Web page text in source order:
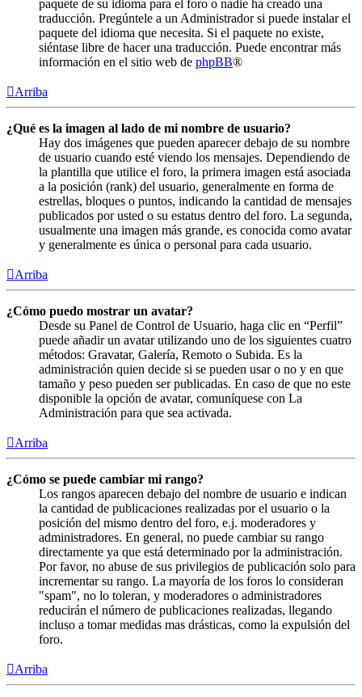
paquete de su idioma para el foro o nadie ha creado una
traducción. Pregúntele a un Administrador si puede instalar el
paquete del idioma que necesita. Si el paquete no existe,
siéntase libre de hacer una traducción. Puede encontrar más
información en el sitio web de phpBB®
Arriba
¿Qué es la imagen al lado de mi nombre de usuario?
Hay dos imágenes que pueden aparecer debajo de su nombre
de usuario cuando esté viendo los mensajes. Dependiendo de
la plantilla que utilice el foro, la primera imagen está asociada
a la posición (rank) del usuario, generalmente en forma de
estrellas, bloques o puntos, indicando la cantidad de mensajes
publicados por usted o su estatus dentro del foro. La segunda,
usualmente una imagen más grande, es conocida como avatar
y generalmente es única o personal para cada usuario.
Arriba
¿Cómo puedo mostrar un avatar?
Desde su Panel de Control de Usuario, haga clic en “Perfil”
puede añadir un avatar utilizando uno de los siguientes cuatro
métodos: Gravatar, Galería, Remoto o Subida. Es la
administración quien decide si se pueden usar o no y en que
tamaño y peso pueden ser publicadas. En caso de que no este
disponible la opción de avatar, comuníquese con La
Administración para que sea activada.
Arriba
¿Cómo se puede cambiar mi rango?
Los rangos aparecen debajo del nombre de usuario e indican
la cantidad de publicaciones realizadas por el usuario o la
posición del mismo dentro del foro, e.j. moderadores y
administradores. En general, no puede cambiar su rango
directamente ya que está determinado por la administración.
Por favor, no abuse de sus privilegios de publicación solo para
incrementar su rango. La mayoría de los foros lo consideran
"spam", no lo toleran, y moderadores o administradores
reducirán el número de publicaciones realizadas, llegando
incluso a tomar medidas mas drásticas, como la expulsión del
foro.
Arriba